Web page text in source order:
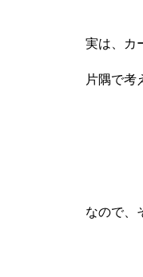
実は、カ
片隅で考
なので、